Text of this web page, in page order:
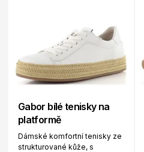
Gabor bílé tenisky na
platformě
Dámské komfortní tenisky ze
strukturované kůže, s